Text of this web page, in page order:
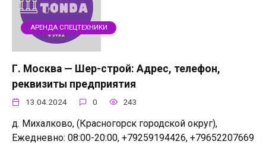
АРЕНДА СПЕЦТЕХНИКИ
Г. Москва — Шер-строй: Адрес, телефон,
реквизиты предприятия
13.04.2024 0 243
д. Михалково, (Красногорск городской округ),
Ежедневно: 08:00-20:00, +79259194426, +79652207669